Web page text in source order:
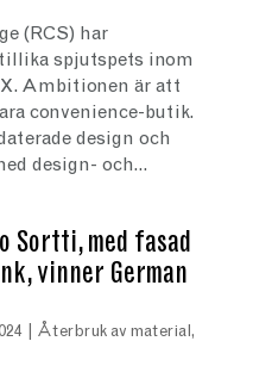
(RCS) har
spjutspets inom
Ambitionen är att
convenience-butik.
design och
design- och...
Sortti, med fasad
vinner German
| Återbruk av material,